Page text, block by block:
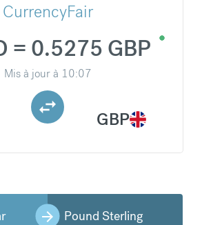
CurrencyFair
= 0.5275 GBP
Mis à jour à 10:07
GBP
Pound Sterling